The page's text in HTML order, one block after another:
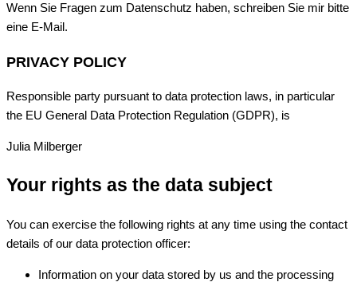
Wenn Sie Fragen zum Datenschutz haben, schreiben Sie mir bitte
eine E-Mail.
PRIVACY POLICY
Responsible party pursuant to data protection laws, in particular
the EU General Data Protection Regulation (GDPR), is
Julia Milberger
Your rights as the data subject
You can exercise the following rights at any time using the contact
details of our data protection officer:
Information on your data stored by us and the processing